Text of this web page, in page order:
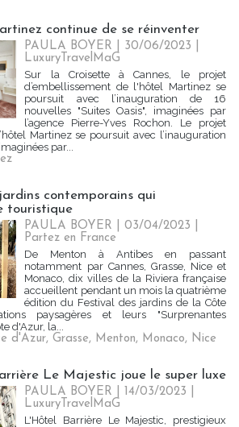
continue de se réinventer
PAULA BOYER | 30/06/2023
LuxuryTravelMaG
Sur la Croisette à Cannes, le projet
d’embellissement de l'hôtel Martinez se
poursuit avec l’inauguration de 16
nouvelles "Suites Oasis", imaginées par
l’agence Pierre-Yves Rochon. Le projet
Martinez se poursuit avec l’inauguration
par...
contemporains qui
touristique
PAULA BOYER | 03/04/2023
Partez en France
De Menton à Antibes en passant
notamment par Cannes, Grasse, Nice et
Monaco, dix villes de la Riviera française
accueillent pendant un mois la quatrième
édition du Festival des jardins de la Côte
paysagères et leurs "Surprenantes
d'Azur, la...
d'Azur, Grasse, Menton, Monaco, Nice
Le Majestic joue le super luxe
PAULA BOYER | 14/03/2023
LuxuryTravelMaG
L'Hôtel Barrière Le Majestic, prestigieux